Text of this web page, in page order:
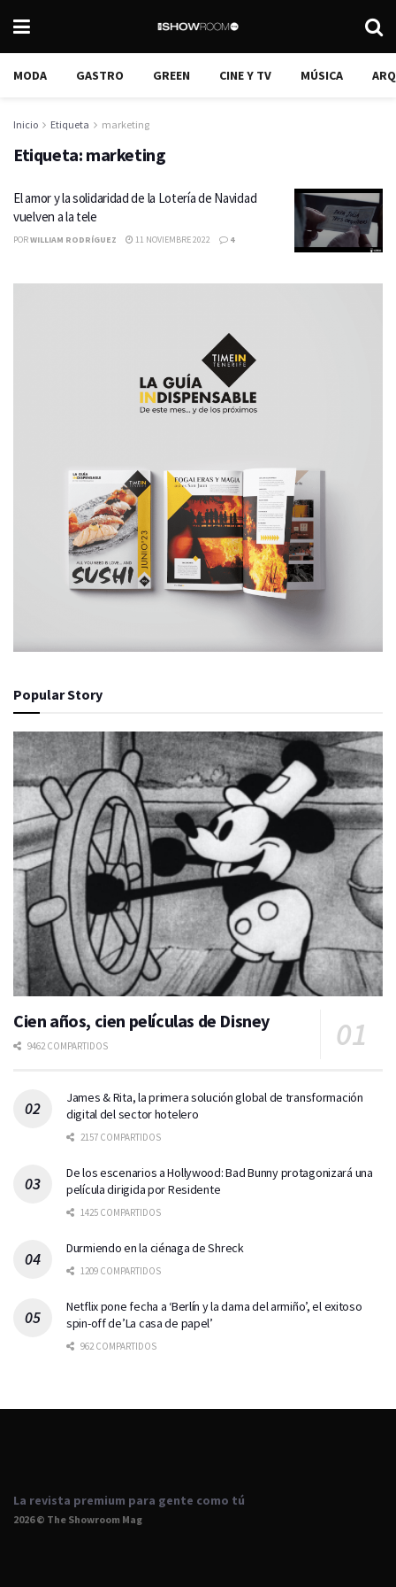
MODA GASTRO GREEN CINE Y TV MÚSICA
Inicio Etiqueta marketing
Etiqueta: marketing
El amor y la solidaridad de la Lotería de Navidad
vuelven a la tele
PORWILLIAM RODRÍGUEZ 11 NOVIEMBRE 2022 4
Popular Story
Cien años, cien películas de Disney
9462 COMPARTIDOS
James & Rita, la primera solución global de transformación
digital del sector hotelero
2157 COMPARTIDOS
De los escenarios a Hollywood: Bad Bunny protagonizará una
película dirigida por Residente
1425 COMPARTIDOS
Durmiendo en la ciénaga de Shreck
1209 COMPARTIDOS
Netflix pone fecha a ‘Berlín y la dama del armiño’, el exitoso
spin-off de’La casa de papel’
962 COMPARTIDOS
La revista premium para gente como tú
2026 © The Showroom Mag